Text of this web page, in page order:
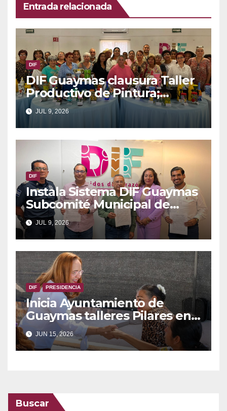
Entrada relacionada
DIF
DIF Guaymas clausura Taller
Productivo de Pintura;
seleccionan obras para
exposición en Monterrey
JUL 9, 2026
DIF
Instala Sistema DIF Guaymas
Subcomité Municipal de
Atención a Población en
Riesgo o Condición de
Emergencia
JUL 9, 2026
DIF PRESIDENCIA
Inicia Ayuntamiento de
Guaymas talleres Pilares en
el Centro de desarrollo
comunitario
JUN 15, 2026
Buscar